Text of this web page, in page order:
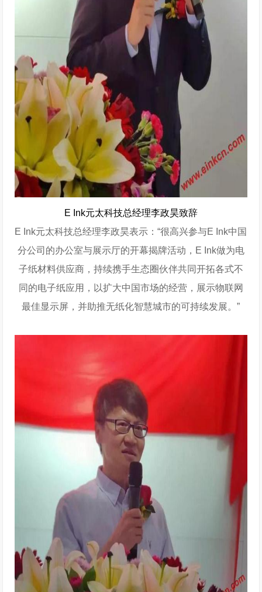
E Ink元太科技总经理李政昊致辞
E Ink元太科技总经理李政昊表示：“很高兴参与E Ink中国
分公司的办公室与展示厅的开幕揭牌活动，E Ink做为电
子纸材料供应商，持续携手生态圈伙伴共同开拓各式不
同的电子纸应用，以扩大中国市场的经营，展示物联网
最佳显示屏，并助推无纸化智慧城市的可持续发展。”